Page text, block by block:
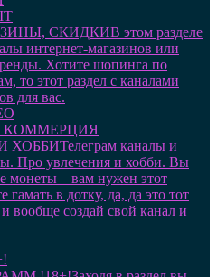
СКИДКИВ этом разделе
интернет-магазинов или
Хотите шопинга по
то этот раздел с каналами
для вас.
КОММЕРЦИЯ
ХОББИТелеграм каналы и
Про увлечения и хобби. Вы
монеты – вам нужен этот
в дотку, да, да это тот
вообще создай свой канал и